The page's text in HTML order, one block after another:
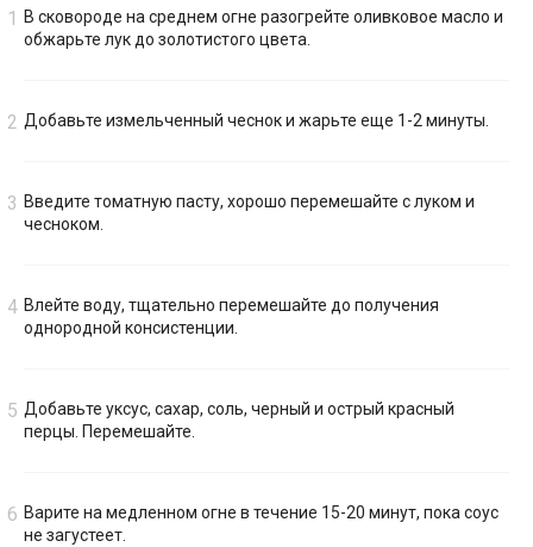
В сковороде на среднем огне разогрейте оливковое масло и
обжарьте лук до золотистого цвета.
Добавьте измельченный чеснок и жарьте еще 1-2 минуты.
Введите томатную пасту, хорошо перемешайте с луком и
чесноком.
Влейте воду, тщательно перемешайте до получения
однородной консистенции.
Добавьте уксус, сахар, соль, черный и острый красный
перцы. Перемешайте.
Варите на медленном огне в течение 15-20 минут, пока соус
не загустеет.